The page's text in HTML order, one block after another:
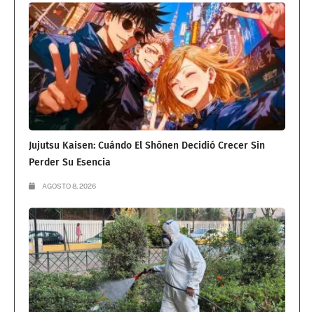
Jujutsu Kaisen: Cuándo El Shōnen Decidió Crecer Sin
Perder Su Esencia
AGOSTO 8, 2026